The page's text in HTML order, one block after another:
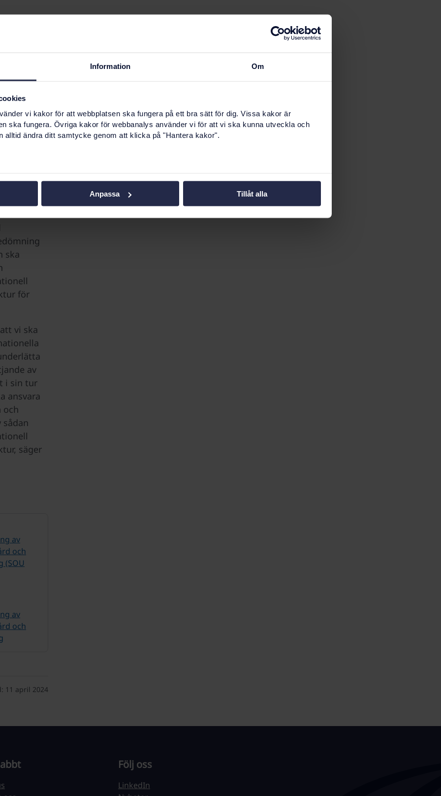
Information Om
vi kakor för att webbplatsen ska fungera på ett bra sätt för dig. Vissa kakor är
ska fungera. Övriga kakor för webbanalys använder vi för att vi ska kunna utveckla och
alltid ändra ditt samtycke genom att klicka på "Hantera kakor".
Anpassa Tillåt alla
att
ta
från
ska
för
vi ska
av
i sin tur
ansvara
och
säger
av
och
(SOU
av
och
11 april 2024
Följ oss
LinkedIn